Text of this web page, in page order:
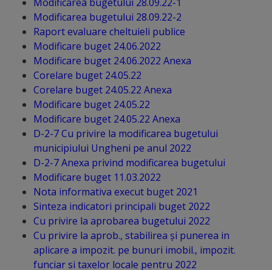
arhitecturale
Personalități
marcante
Sportivi
de
performanță
Orașul
în
imagini
Galerie
video
Modificarea bugetului 28.09.22-2
Raport evaluare cheltuieli publice
Modificare buget 24.06.2022
Modificare buget 24.06.2022 Anexa
Corelare buget 24.05.22
Corelare buget 24.05.22 Anexa
Modificare buget 24.05.22
Modificare buget 24.05.22 Anexa
D-2-7 Cu privire la modificarea bugetului
municipiului Ungheni ре anul 2022
D-2-7 Anexa privind modificarea bugetului
Modificare buget 11.03.2022
Nota informativa execut buget 2021
Sinteza indicatori principali buget 2022
Cu privire la aprobarea bugetului 2022
Cu рrivirе la арrоb., stabilirea și рunеrеа in
aplicare а impozit. ре bunuri imobil., impozit.
funciar si taxelor locale реntru 2022